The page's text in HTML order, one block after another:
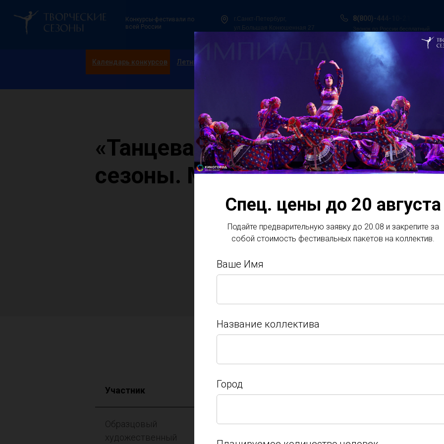
Подать заявку
Конкурсы-фестивали по
всей России
Звонок по России бесплатный
г.Санкт-Петербург,
ул.Большая Конюшенная 27
8(800)-444-10-21
Календарь конкурсов
Итоги конкурсов
Всероссийская танцевальная Олимпиада
Летние смены в Сочи
«Танцевальные
сезоны. Москва»
08 мая Москва
сезоны. Москва". В
коллективы из
Помимо
мастер-классе от
конкурсного дня
представлены на
Участник Возраст
Образцовый
художественный
г. Краснодар
Спец. цены до 20 августа
Подайте предварительную заявку до 20.08 и закрепите за
собой стоимость фестивальных пакетов на коллектив.
Ваше Имя
Название коллектива
Город